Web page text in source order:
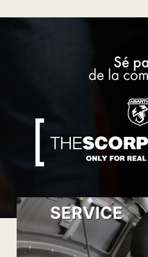
SERVICE